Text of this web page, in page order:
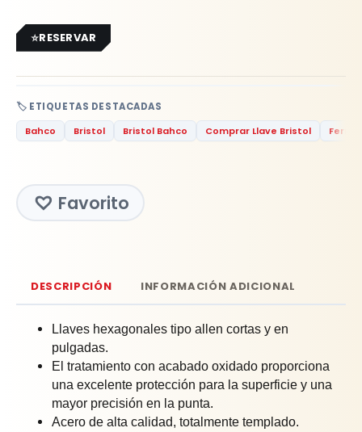
🏷️ ETIQUETAS DESTACADAS
Bahco
Bristol Bristol Bahco Comprar Llave Bristol
RESERVAR
Favorito
DESCRIPCIÓN INFORMACIÓN ADICIONAL
Llaves hexagonales tipo allen cortas y en
pulgadas.
El tratamiento con acabado oxidado proporciona
una excelente protección para la superficie y una
mayor precisión en la punta.
Acero de alta calidad, totalmente templado.